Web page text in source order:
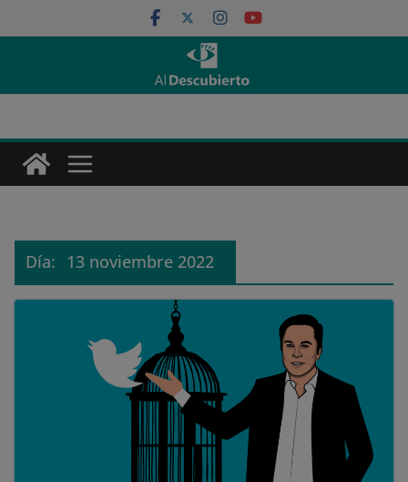
al
Día: 13 noviembre 2022